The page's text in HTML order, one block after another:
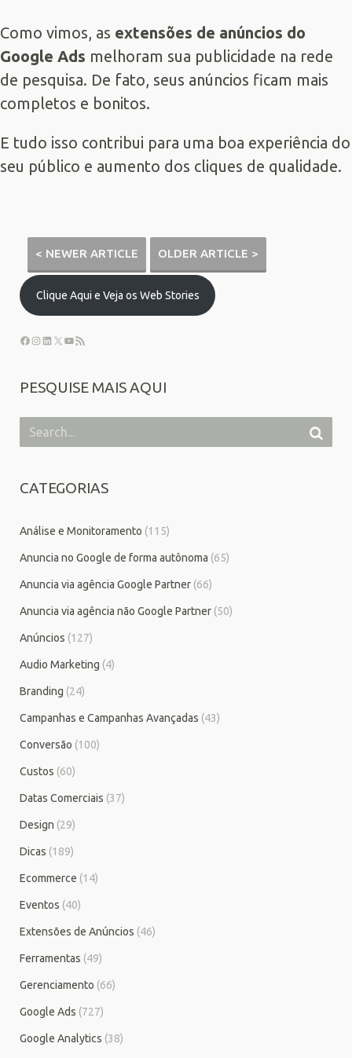
Como vimos, as extensões de anúncios do
Google Ads melhoram sua publicidade na rede
de pesquisa. De fato, seus anúncios ficam mais
completos e bonitos.
E tudo isso contribui para uma boa experiência do
seu público e aumento dos cliques de qualidade.
< NEWER ARTICLE OLDER ARTICLE >
Clique Aqui e Veja os Web Stories
PESQUISE MAIS AQUI
CATEGORIAS
Análise e Monitoramento (115)
Anuncia no Google de forma autônoma (65)
Anuncia via agência Google Partner (66)
Anuncia via agência não Google Partner (50)
Anúncios (127)
Audio Marketing (4)
Branding (24)
Campanhas e Campanhas Avançadas (43)
Conversão (100)
Custos (60)
Datas Comerciais (37)
Design (29)
Dicas (189)
Ecommerce (14)
Eventos (40)
Extensões de Anúncios (46)
Ferramentas (49)
Gerenciamento (66)
Google Ads (727)
Google Analytics (38)